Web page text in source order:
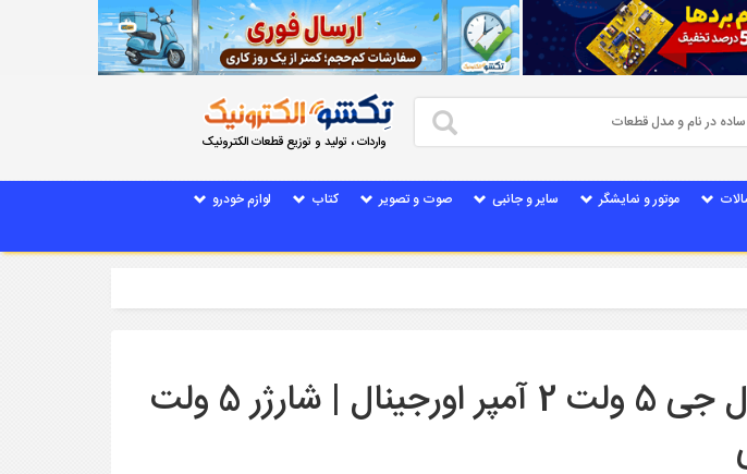
واردات ، تولید و توزیع قطعات الکترونیک
موتور و نمایشگر سایر و جانبی صوت و تصویر کتاب
لوازم خودرو
شارژر اصلی ال جی 5 ولت 2 آمپر اورجینال | شارژر 5 ولت